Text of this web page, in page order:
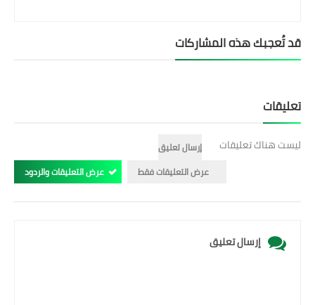
قد تُعجبك هذه المشاركات
تعليقات
ليست هناك تعليقات
إرسال تعليق
عرض التعليقات فقط
عرض التعليقات والردود
إرسال تعليق